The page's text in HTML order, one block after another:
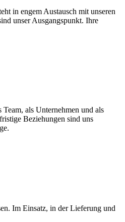
in engem Austausch mit unseren
unser Ausgangspunkt. Ihre
als Unternehmen und als
Beziehungen sind uns
Im Einsatz, in der Lieferung und